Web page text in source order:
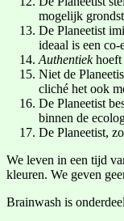
mogelijk
De Planeetist
ideaal is een
Authentiekhoeft
Niet de
cliché het ook
De Planeetist
binnen de
De Planeetist,
We leven in een tijd
kleuren. We geven
Brainwash is